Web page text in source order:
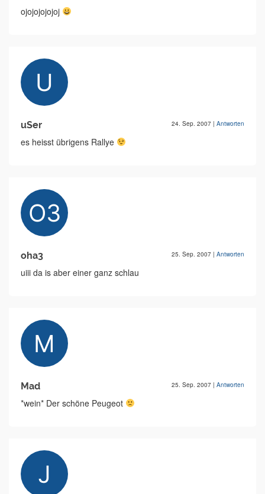
ojojojojojoj
uSer 24. Sep. 2007 | Antworten
es heisst übrigens Rallye
oha3 25. Sep. 2007 | Antworten
uiii da is aber einer ganz schlau
Mad 25. Sep. 2007 | Antworten
*wein* Der schöne Peugeot